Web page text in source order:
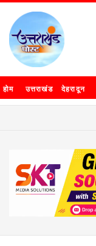
होम उत्तराखंड देहरादून